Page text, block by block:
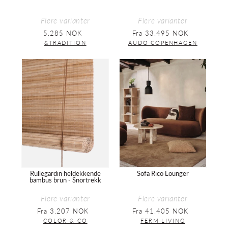
Flere varianter
Vanlig
pris
5.285 NOK
&TRADITION
Flere varianter
Vanlig
pris
Fra 33.495 NOK
AUDO COPENHAGEN
Rullegardin
heldekkende
bambus
brun
-
Snortrekk
Rullegardin heldekkende
bambus brun - Snortrekk
Flere varianter
Vanlig
pris
Fra 3.207 NOK
COLOR & CO
Sofa
Rico
Sofa Rico Lounger
Flere varianter
Vanlig
pris
Fra 41.405 NOK
FERM LIVING